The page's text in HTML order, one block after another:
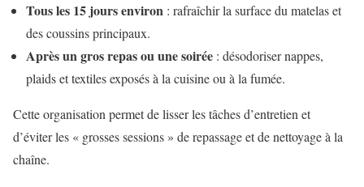
Tous les 15 jours environ : rafraîchir la surface du matelas et
des coussins principaux.
Après un gros repas ou une soirée : désodoriser nappes,
plaids et textiles exposés à la cuisine ou à la fumée.
Cette organisation permet de lisser les tâches d’entretien et
d’éviter les « grosses sessions » de repassage et de nettoyage à la
chaîne.